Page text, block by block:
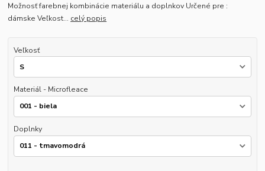
Možnosť farebnej kombinácie materiálu a doplnkov Určené pre :
dámske Veľkost... celý popis
Veľkosť
Materiál - Microfleace
Doplnky